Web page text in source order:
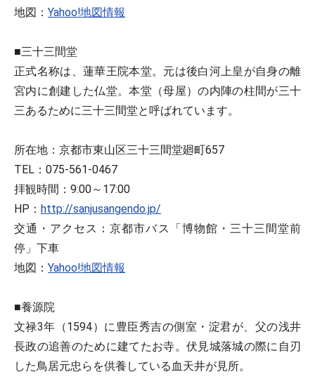
地図： Yahoo!地図情報
■三十三間堂
正式名称は、蓮華王院本堂。元は後白河上皇が自身の離
宮内に創建した仏堂。本堂（母屋）の内陣の柱間が三十
三あるために三十三間堂と呼ばれています。
所在地：京都市東山区三十三間堂廻町657
TEL：075-561-0467
拝観時間：9:00～17:00
HP： http://sanjusangendo.jp/
交通・アクセス：京都市バス「博物館・三十三間堂前
停」下車
地図： Yahoo!地図情報
■養源院
文禄3年（1594）に豊臣秀吉の側室・淀君が、父の浅井
長政の追善のために建てたお寺。伏見城落城の際に自刃
した鳥居元忠らを供養している血天井が見所。